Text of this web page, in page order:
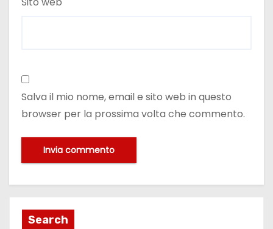
Salva il mio nome, email e sito web in questo
browser per la prossima volta che commento.
Search